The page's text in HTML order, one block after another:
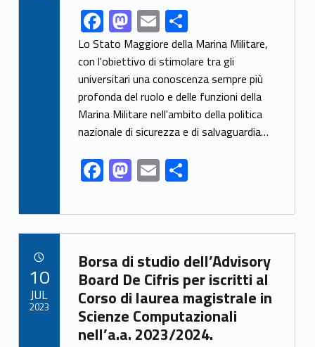
Link identifier share facebook archive #share-link-archive-97714F
ac
e
b
o
o
k
M
as
to
d
o
n
E
m
ai
l
C
o
n
di
vi
di
Lo Stato Maggiore della Marina Militare,
con l'obiettivo di stimolare tra gli
universitari una conoscenza sempre più
profonda del ruolo e delle funzioni della
Marina Militare nell'ambito della politica
nazionale di sicurezza e di salvaguardia…
F
ac
e
b
o
o
k
M
as
to
d
o
n
E
m
ai
l
C
n
di
vi
di
Link identifier archive #link-archive-33312
Borsa di studio dell’Advisory
Board De Cifris per iscritti al
Corso di laurea magistrale in
Scienze Computazionali
nell’a.a. 2023/2024.
10
JUL
2023